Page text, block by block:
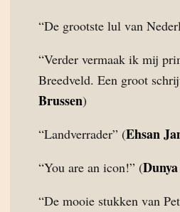
“De grootste lul van
“Verder vermaak ik mij
Breedveld. Een groot
Brussen)
“Landverrader” (Ehsan
“You are an icon!” (
“De mooie stukken van